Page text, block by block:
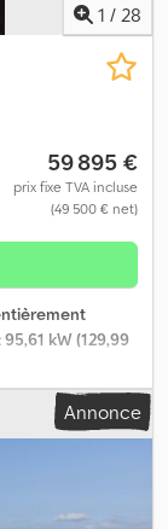
1 / 28
59 895 €
prix fixe TVA incluse
(49 500 € net)
95,61 kW (129,99
d'essieux:1
précédents:
AdBlue,
Annonce